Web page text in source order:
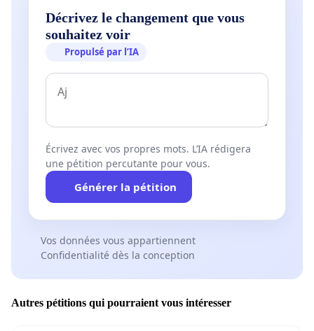
Décrivez le changement que vous
souhaitez voir
Propulsé par l’IA
Écrivez avec vos propres mots. L’IA rédigera
une pétition percutante pour vous.
Générer la pétition
Vos données vous appartiennent
Confidentialité dès la conception
Autres pétitions qui pourraient vous intéresser